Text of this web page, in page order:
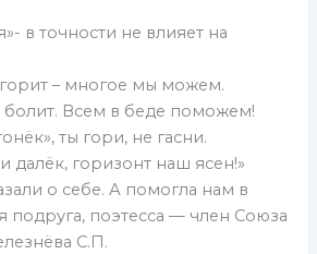
в точности не влияет на
– многое мы можем.
Всем в беде поможем!
ты гори, не гасни.
далёк, горизонт наш ясен!»
о себе. А помогла нам в
подруга, поэтесса — член Союза
С.П.